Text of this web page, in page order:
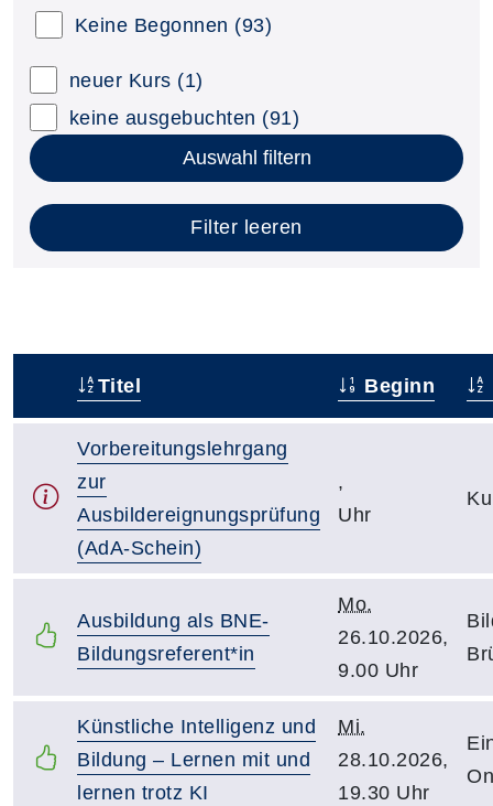
Keine Begonnen (93)
neuer Kurs (1)
keine ausgebuchten (91)
Auswahl filtern
Filter leeren
Titel Beginn
Vorbereitungslehrgang
zur
Ausbildereignungsprüfung
(AdA-Schein)
,
Uhr
Ausbildung als BNE-
Bildungsreferent*in
Mo.
26.10.2026,
9.00 Uhr
Künstliche Intelligenz und
Bildung – Lernen mit und
lernen trotz KI
Mi.
28.10.2026,
19.30 Uhr